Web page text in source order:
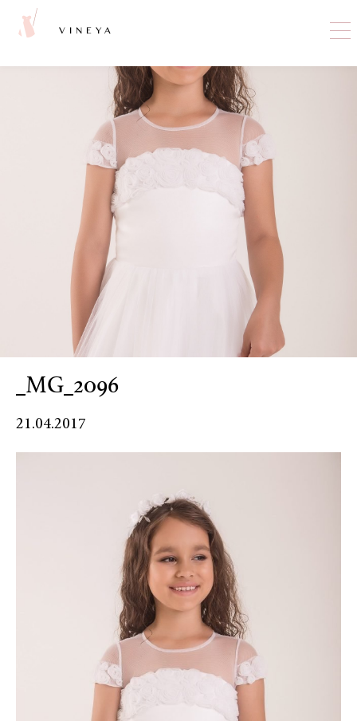
VINEYA
_MG_2096
21.04.2017